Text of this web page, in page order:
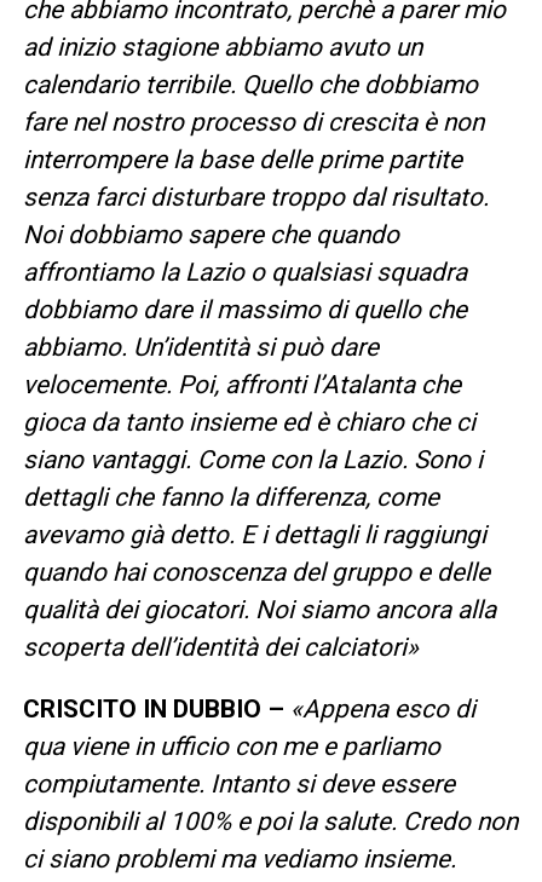
che abbiamo incontrato, perchè a parer mio
ad inizio stagione abbiamo avuto un
calendario terribile. Quello che dobbiamo
fare nel nostro processo di crescita è non
interrompere la base delle prime partite
senza farci disturbare troppo dal risultato.
Noi dobbiamo sapere che quando
affrontiamo la Lazio o qualsiasi squadra
dobbiamo dare il massimo di quello che
abbiamo. Un’identità si può dare
velocemente. Poi, affronti l’Atalanta che
gioca da tanto insieme ed è chiaro che ci
siano vantaggi. Come con la Lazio. Sono i
dettagli che fanno la differenza, come
avevamo già detto. E i dettagli li raggiungi
quando hai conoscenza del gruppo e delle
qualità dei giocatori. Noi siamo ancora alla
scoperta dell’identità dei calciatori»
CRISCITO IN DUBBIO – «Appena esco di
qua viene in ufficio con me e parliamo
compiutamente. Intanto si deve essere
disponibili al 100% e poi la salute. Credo non
ci siano problemi ma vediamo insieme.